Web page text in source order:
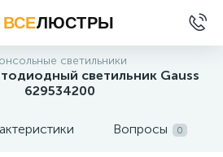
ВСЕЛЮСТРЫ
светильники
светильник Gauss
629534200
Вопросы 0